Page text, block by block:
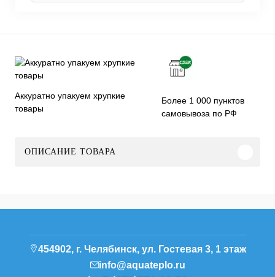
Аккуратно упакуем хрупкие
товары
Более 1 000 пунктов
самовывоза по РФ
ОПИСАНИЕ ТОВАРА
454902, г. Челябинск, ул. Гостевая 3, 1 этаж
info@aquateplo.ru